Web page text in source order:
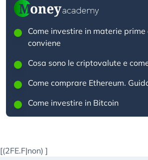
Come investire in materie prime
conviene
Cosa sono le criptovalute e
Come comprare Ethereum.
Come investire in Bitcoin
[(2FE.F|non) ]